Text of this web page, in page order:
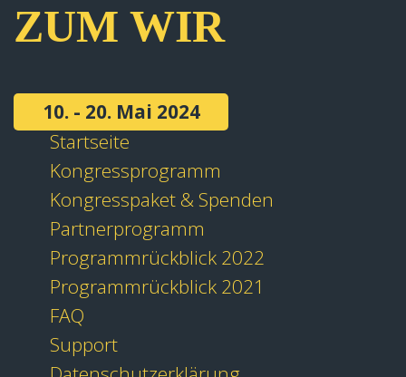
ZUM WIR
10. - 20. Mai 2024
Startseite
Kongressprogramm
Kongresspaket & Spenden
Partnerprogramm
Programmrückblick 2022
Programmrückblick 2021
FAQ
Support